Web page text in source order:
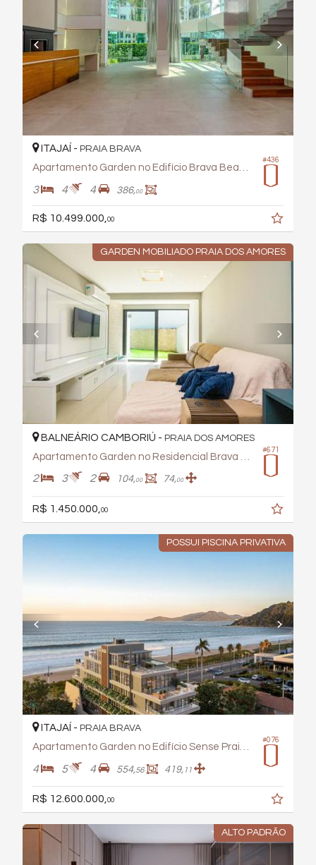
#436
ITAJAÍ - PRAIA BRAVA
Apartamento Garden no Edifício Brava Beach Corais
3 4 4 386,00
R$ 10.499.000,00
GARDEN MOBILIADO PRAIA DOS AMORES
#671
BALNEÁRIO CAMBORIÚ - PRAIA DOS AMORES
2 3 2 104,00 74,00
R$ 1.450.000, 00
POSSUI PISCINA PRIVATIVA
#076
ITAJAÍ - PRAIA BRAVA
Apartamento Garden no Edifício Sense Praia Brava
4 5 4 554,56 419, 11
R$ 12.600.000, 00
ALTO PADRÃO